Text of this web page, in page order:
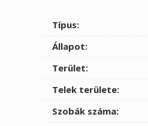
Típus:
Állapot:
Terület:
Telek területe:
Szobák száma: